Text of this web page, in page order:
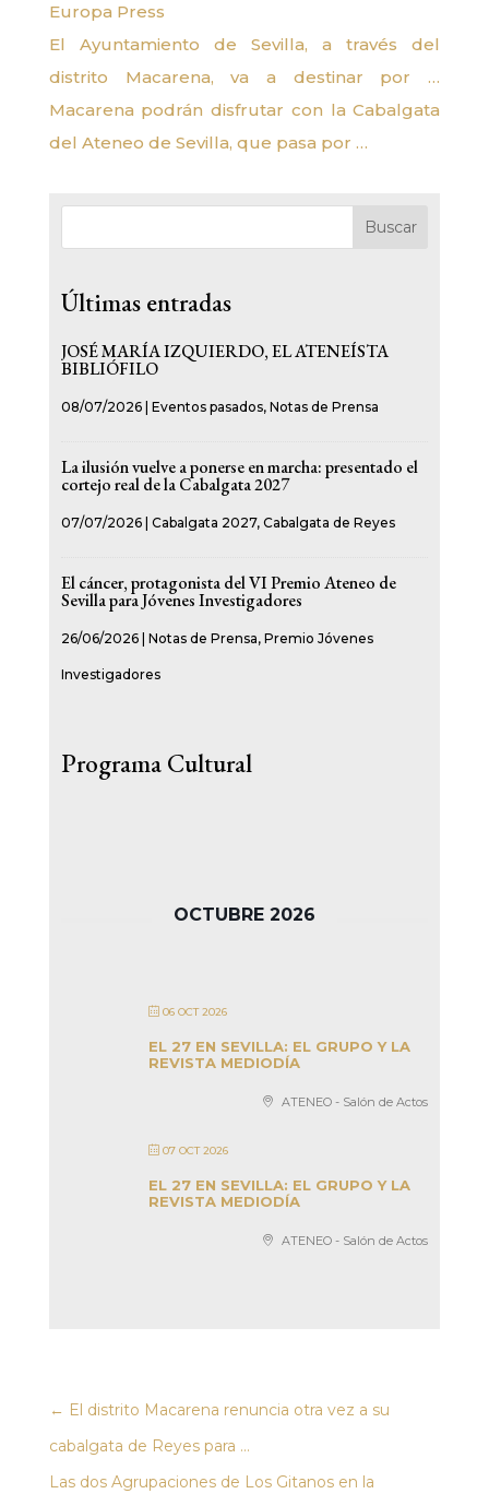
Europa Press
El Ayuntamiento de Sevilla, a través del
distrito Macarena, va a destinar por …
Macarena podrán disfrutar con la Cabalgata
del Ateneo de Sevilla, que pasa por …
Buscar
Últimas entradas
JOSÉ MARÍA IZQUIERDO, EL ATENEÍSTA
BIBLIÓFILO
08/07/2026| Eventos pasados, Notas de Prensa
La ilusión vuelve a ponerse en marcha: presentado el
cortejo real de la Cabalgata 2027
07/07/2026| Cabalgata 2027, Cabalgata de Reyes
El cáncer, protagonista del VI Premio Ateneo de
Sevilla para Jóvenes Investigadores
26/06/2026| Notas de Prensa, Premio Jóvenes
Investigadores
Programa Cultural
OCTUBRE 2026
06 OCT 2026
EL 27 EN SEVILLA: EL GRUPO Y LA
REVISTA MEDIODÍA
ATENEO - Salón de Actos
07 OCT 2026
EL 27 EN SEVILLA: EL GRUPO Y LA
REVISTA MEDIODÍA
ATENEO - Salón de Actos
← El distrito Macarena renuncia otra vez a su
cabalgata de Reyes para ...
Las dos Agrupaciones de Los Gitanos en la